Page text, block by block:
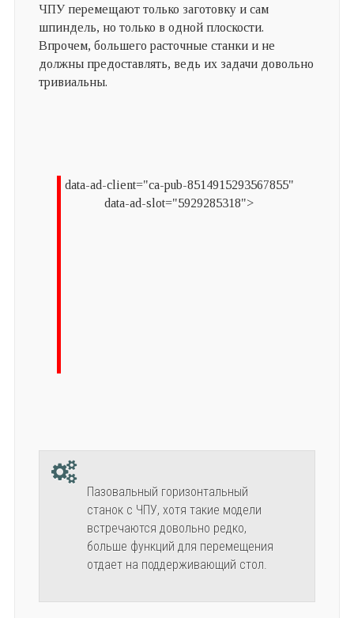
ЧПУ перемещают только заготовку и сам
шпиндель, но только в одной плоскости.
Впрочем, большего расточные станки и не
должны предоставлять, ведь их задачи довольно
тривиальны.
data-ad-client="ca-pub-8514915293567855"
data-ad-slot="5929285318">
Пазовальный горизонтальный
станок с ЧПУ, хотя такие модели
встречаются довольно редко,
больше функций для перемещения
отдает на поддерживающий стол.